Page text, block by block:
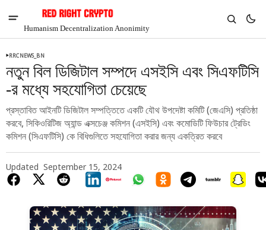
Humanism Decentralization Anonimity
Chia
$1.33
RRCNEWS_BN
নতুন বিল ডিজিটাল সম্পদে এসইসি এবং সিএফটিসি
-র মধ্যে সহযোগিতা চেয়েছে
প্রস্তাবিত আইনটি ডিজিটাল সম্পত্তিতে একটি যৌথ উপদেষ্টা কমিটি (জেএসি) প্রতিষ্ঠা
করবে, সিকিওরিটিজ অ্যান্ড এক্সচেঞ্জ কমিশন (এসইসি) এবং কমোডিটি ফিউচার ট্রেডিং
কমিশন (সিএফটিসি) কে বিধিগুলিতে সহযোগিতা করার জন্য একত্রিত করবে
Updated September 15, 2024